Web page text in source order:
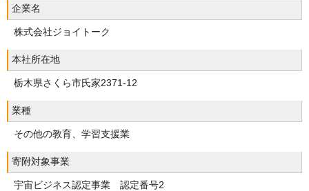
企業名
株式会社ジョイトーク
本社所在地
栃木県さくら市氏家2371-12
業種
その他の教育、学習支援業
寄附対象事業
宇宙ビジネス認定事業 認定番号2